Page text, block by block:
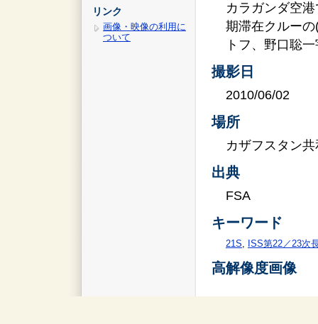
リンク
画像・映像の利用に
ついて
カラガンダ空
期滞在クルー
トフ、野口聡
撮影日
2010/06/02
場所
カザフスタン
出典
FSA
キーワード
21S, ISS第22／23次
高解像度画像